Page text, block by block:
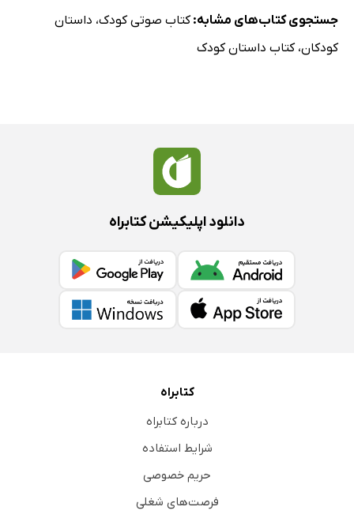
جستجوی کتاب‌های مشابه:کتاب صوتی کودک، داستان
کودکان،کتاب داستان کودک
دانلود اپلیکیشن کتابراه
کتابراه
درباره کتابراه
شرایط استفاده
حریم خصوصی
فرصت‌های شغلی